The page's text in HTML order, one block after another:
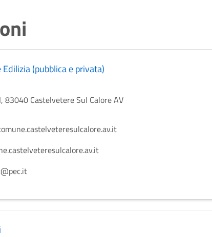
(pubblica e privata)
83040 Castelvetere Sul Calore AV